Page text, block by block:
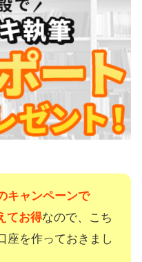
キャンペーンで
てお得なので、こち
座を作っておきまし